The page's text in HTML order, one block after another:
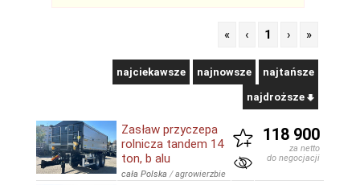
« ‹ 1 › »
najciekawsze najnowsze najtańsze
najdroższe
Zasław przyczepa
rolnicza tandem 14
ton, b alu
cała Polska /agrowierzbie
118 900
za netto
do negocjacji